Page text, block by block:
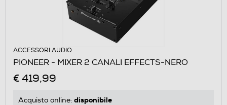
ACCESSORI AUDIO
PIONEER - MIXER 2 CANALI EFFECTS-NERO
€ 419,99
Acquisto online: disponibile